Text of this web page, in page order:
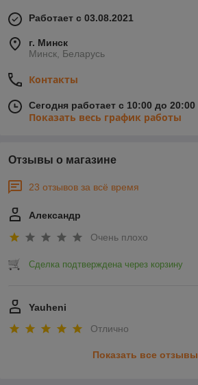
Работает с 03.08.2021
г. Минск
Минск, Беларусь
Контакты
Сегодня работает с 10:00 до 20:00
Показать весь график работы
Отзывы о магазине
23 отзывов за всё время
Александр
Очень плохо
Сделка подтверждена через корзину
Yauheni
Отлично
Показать все отзывы